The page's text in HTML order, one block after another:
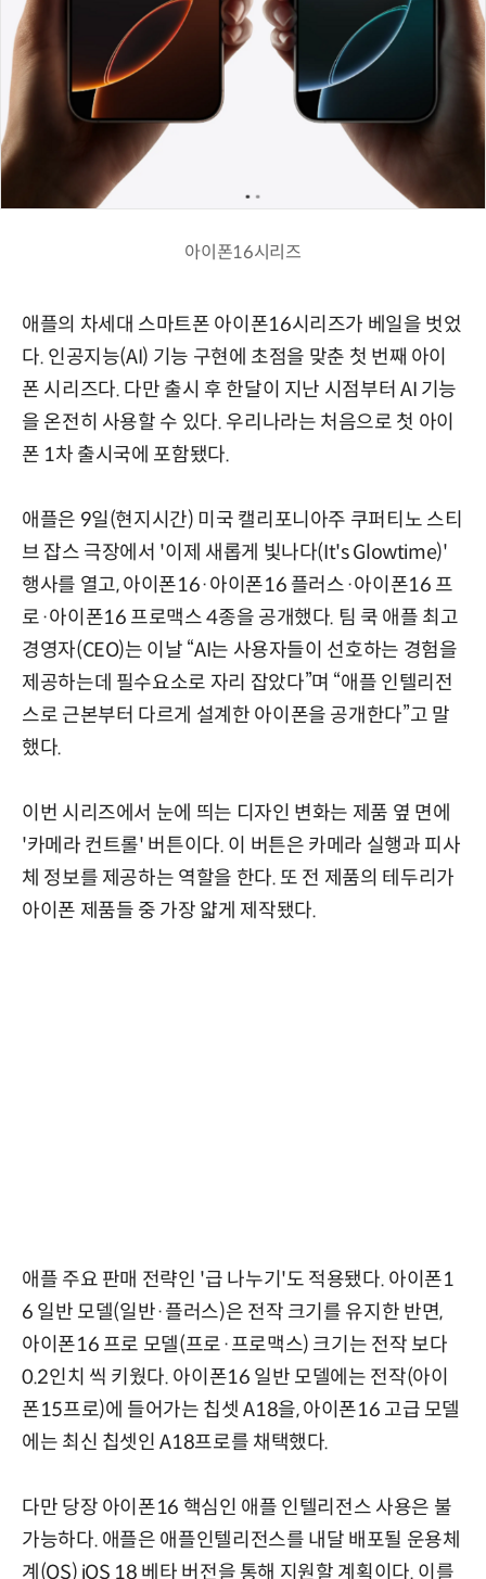
아이폰16시리즈
애플의 차세대 스마트폰 아이폰16시리즈가 베일을 벗었
다. 인공지능(AI) 기능 구현에 초점을 맞춘 첫 번째 아이
폰 시리즈다. 다만 출시 후 한달이 지난 시점부터 AI 기능
을 온전히 사용할 수 있다. 우리나라는 처음으로 첫 아이
폰 1차 출시국에 포함됐다.
애플은 9일(현지시간) 미국 캘리포니아주 쿠퍼티노 스티
브 잡스 극장에서 '이제 새롭게 빛나다(It's Glowtime)'
행사를 열고, 아이폰16·아이폰16 플러스·아이폰16 프
로·아이폰16 프로맥스 4종을 공개했다. 팀 쿡 애플 최고
경영자(CEO)는 이날 “AI는 사용자들이 선호하는 경험을
제공하는데 필수요소로 자리 잡았다”며 “애플 인텔리전
스로 근본부터 다르게 설계한 아이폰을 공개한다”고 말
했다.
이번 시리즈에서 눈에 띄는 디자인 변화는 제품 옆 면에
'카메라 컨트롤' 버튼이다. 이 버튼은 카메라 실행과 피사
체 정보를 제공하는 역할을 한다. 또 전 제품의 테두리가
아이폰 제품들 중 가장 얇게 제작됐다.
애플 주요 판매 전략인 '급 나누기'도 적용됐다. 아이폰1
6 일반 모델(일반·플러스)은 전작 크기를 유지한 반면,
아이폰16 프로 모델(프로·프로맥스) 크기는 전작 보다
0.2인치 씩 키웠다. 아이폰16 일반 모델에는 전작(아이
폰15프로)에 들어가는 칩셋 A18을, 아이폰16 고급 모델
에는 최신 칩셋인 A18프로를 채택했다.
다만 당장 아이폰16 핵심인 애플 인텔리전스 사용은 불
가능하다. 애플은 애플인텔리전스를 내달 배포될 운용체
계(OS) iOS 18 베타 버전을 통해 지원할 계획이다. 이를